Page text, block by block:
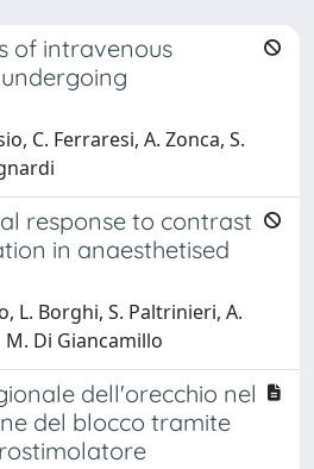
of intravenous
C. Ferraresi, A. Zonca, S.
response to contrast
in anaesthetised
L. Borghi, S. Paltrinieri, A.
Di Giancamillo
dell'orecchio nel
del blocco tramite